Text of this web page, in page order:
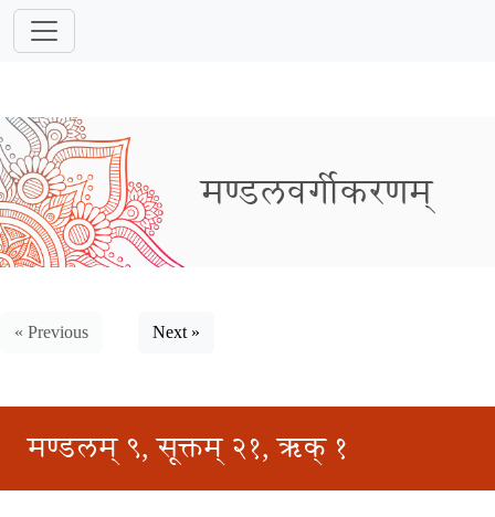
मण्डलवर्गीकरणम्
« Previous Next »
मण्डलम् ९, सूक्तम् २१, ऋक् १